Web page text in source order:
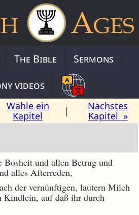
The Bible
Sermons
videos
Wähle ein
Kapitel
|
Nächstes
Kapitel »
Bosheit und allen Betrug und
alles Afterreden,
der vernünftigen, lautern Milch
Kindlein, auf daß ihr durch